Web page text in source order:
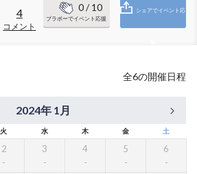
4
コメント
0/ 10
ブラボーでイベント応援
シェアでイベント応
全6の開催日程
2024年 1月
火 水 木 金 土
2 3 4 5 6